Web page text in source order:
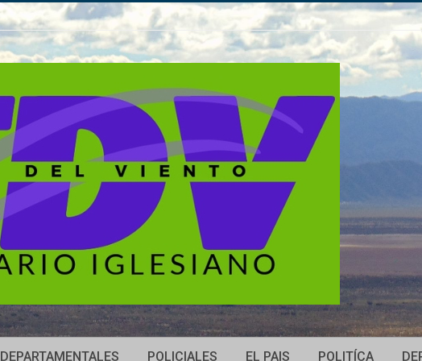
DEPARTAMENTALES POLICIALES EL PAIS POLITÍCA